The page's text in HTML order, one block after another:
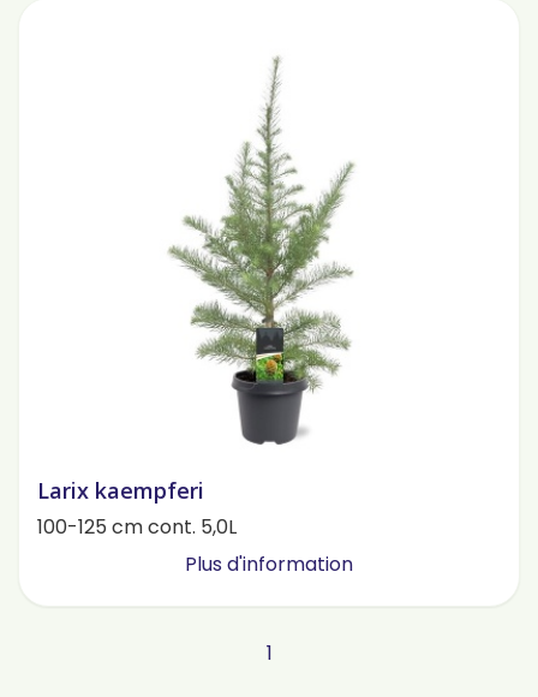
Larix kaempferi
100-125 cm cont. 5,0L
Plus d'information
1